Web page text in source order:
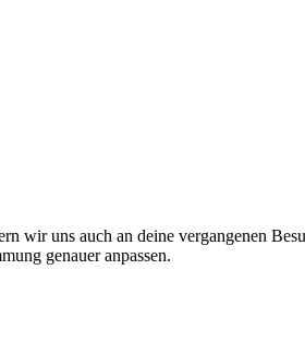
wir uns auch an deine vergangenen
genauer anpassen.